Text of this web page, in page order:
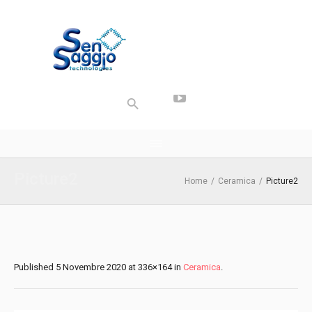
Home / Ceramica / Picture2
Published 5 Novembre 2020 at 336×164 in Ceramica.